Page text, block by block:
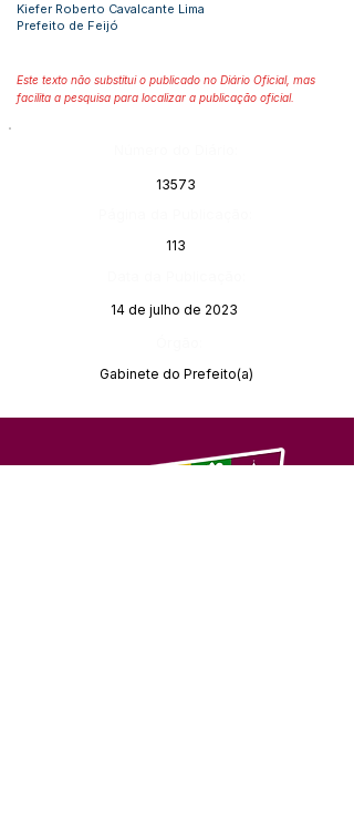
Kiefer Roberto Cavalcante Lima
Prefeito de Feijó
Este texto não substitui o publicado no Diário Oficial, mas
facilita a pesquisa para localizar a publicação oficial.
13573
113
14 de julho de 2023
Gabinete do Prefeito(a)